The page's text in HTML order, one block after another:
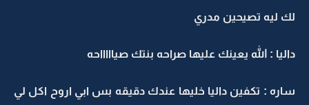
لك ليه تصيحين مدري
داليا : الله يعينك عليها صراحه بنتك صياااااحه
ساره : تكفين داليا خليها عندك دقيقه بس ابي اروح اكل لي